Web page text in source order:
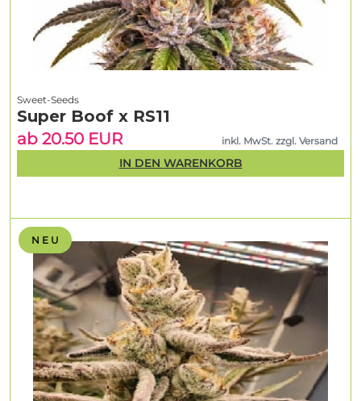
N E U
Sweet-Seeds
Super Boof x RS11
ab 20.50 EUR
inkl. MwSt. zzgl. Versand
IN DEN WARENKORB